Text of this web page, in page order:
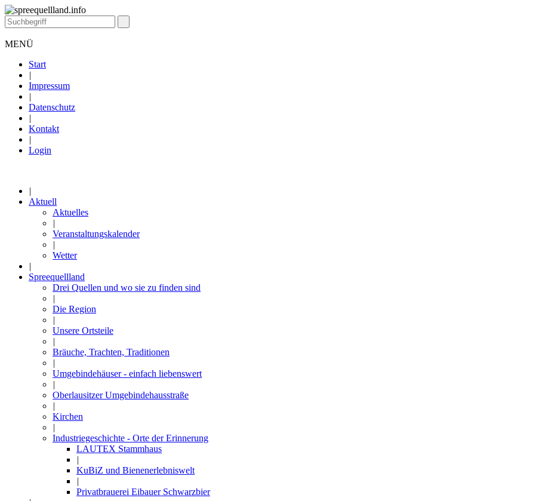
MENÜ
Start
|
Impressum
|
Datenschutz
|
Kontakt
|
Login
|
Aktuell
Aktuelles
|
Veranstaltungskalender
|
Wetter
|
Spreequellland
Drei Quellen und wo sie zu finden sind
|
Die Region
|
Unsere Ortsteile
|
Bräuche, Trachten, Traditionen
|
Umgebindehäuser - einfach liebenswert
|
Oberlausitzer Umgebindehausstraße
|
Kirchen
|
Industriegeschichte - Orte der Erinnerung
LAUTEX Stammhaus
|
KuBiZ und Bienenerlebniswelt
|
Privatbrauerei Eibauer Schwarzbier